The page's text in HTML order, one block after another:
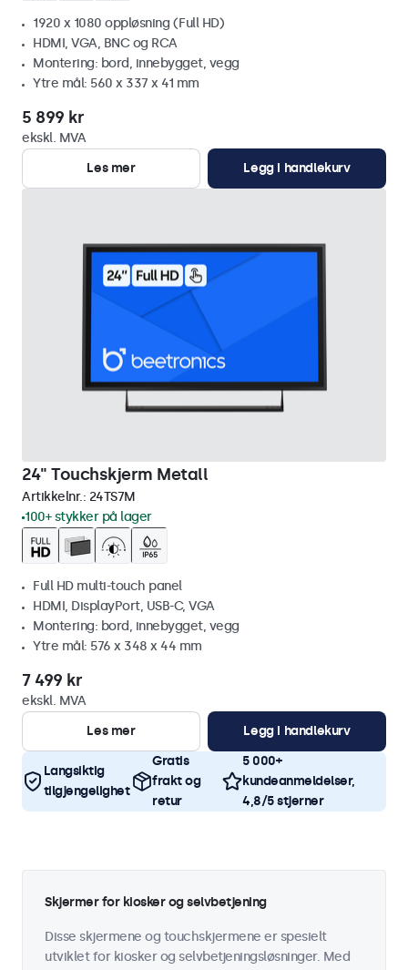
1920 x 1080 oppløsning (Full HD)
HDMI, VGA, BNC og RCA
Montering: bord, innebygget, vegg
Ytre mål: 560 x 337 x 41 mm
5 899 kr
ekskl. MVA
Les mer
Legg i handlekurv
24" Touchskjerm Metall
Artikkelnr.: 24TS7M
100+ stykker på lager
Full HD multi-touch panel
HDMI, DisplayPort, USB-C, VGA
Montering: bord, innebygget, vegg
Ytre mål: 576 x 348 x 44 mm
7 499 kr
ekskl. MVA
Les mer
Legg i handlekurv
Langsiktig
tilgjengelighet
Gratis
frakt og
retur
5 000+
kundeanmeldelser,
4,8/5 stjerner
Skjermer for kiosker og selvbetjening
Disse skjermene og touchskjermene er spesielt
utviklet for kiosker og selvbetjeningsløsninger. Med